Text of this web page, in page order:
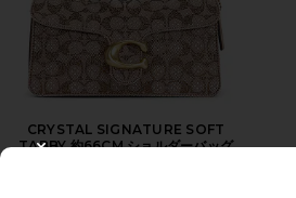
CRYSTAL SIGNATURE SOFT
TABBY 約66CM ショルダーバッグ